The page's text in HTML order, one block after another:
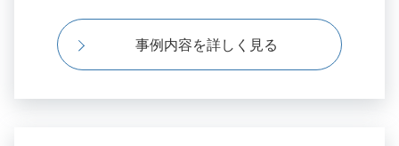
事例内容を詳しく見る